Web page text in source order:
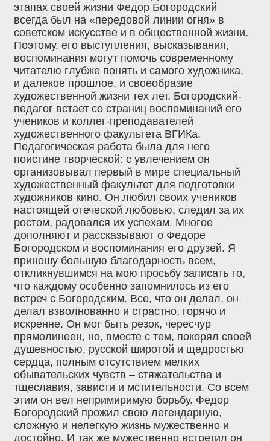
этапах своей жизни Федор Богородский
всегда был на «передовой линии огня» в
советском искусстве и в общественной жизни.
Поэтому, его выступления, высказывания,
воспоминания могут помочь современному
читателю глубже понять и самого художника,
и далекое прошлое, и своеобразие
художественной жизни тех лет. Богородский-
педагог встает со страниц воспоминаний его
учеников и коллег-преподавателей
художественного факультета ВГИКа.
Педагогическая работа была для него
поистине творческой: с увлечением он
организовывал первый в мире специальный
художественный факультет для подготовки
художников кино. Он любил своих учеников
настоящей отеческой любовью, следил за их
ростом, радовался их успехам. Многое
дополняют и рассказывают о Федоре
Богородском и воспоминания его друзей. Я
приношу большую благодарность всем,
откликнувшимся на мою просьбу записать то,
что каждому особенно запомнилось из его
встреч с Богородским. Все, что он делал, он
делал взволнованно и страстно, горячо и
искренне. Он мог быть резок, чересчур
прямолинеен, но, вместе с тем, покорял своей
душевностью, русской широтой и щедростью
сердца, полным отсутствием мелких
обывательских чувств – стяжательства и
тщеславия, зависти и мстительности. Со всем
этим он вел непримиримую борьбу. Федор
Богородский прожил свою легендарную,
сложную и нелегкую жизнь мужественно и
достойно. И так же мужественно встретил он